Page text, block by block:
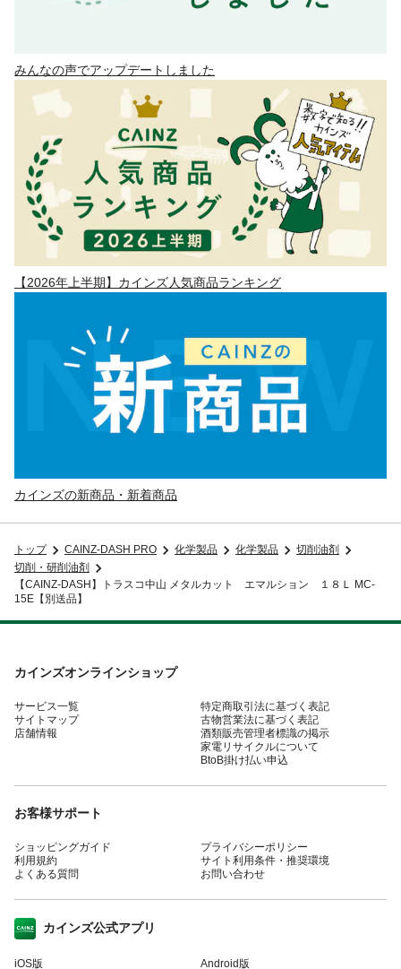
みんなの声でアップデートしました
【2026年上半期】カインズ人気商品ランキング
カインズの新商品・新着商品
トップ CAINZ-DASH PRO 化学製品 化学製品
切削油剤
切削・研削油剤
【CAINZ-DASH】トラスコ中山 メタルカット エマルション １８Ｌ MC-
15E【別送品】
カインズオンラインショップ
サービス一覧
サイトマップ
店舗情報
特定商取引法に基づく表記
古物営業法に基づく表記
酒類販売管理者標識の掲示
家電リサイクルについて
BtoB掛け払い申込
お客様サポート
ショッピングガイド
利用規約
よくある質問
プライバシーポリシー
サイト利用条件・推奨環境
お問い合わせ
カインズ公式アプリ
iOS版 Android版